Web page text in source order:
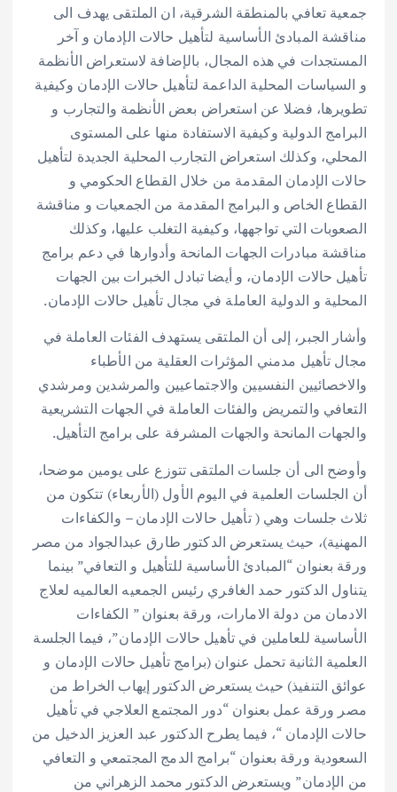
جمعية تعافي بالمنطقة الشرقية، ان الملتقى يهدف الى
مناقشة المبادئ الأساسية لتأهيل حالات الإدمان و آخر
المستجدات في هذه المجال، بالإضافة لاستعراض الأنظمة
و السياسات المحلية الداعمة لتأهيل حالات الإدمان وكيفية
تطويرها، فضلا عن استعراض بعض الأنظمة والتجارب و
البرامج الدولية وكيفية الاستفادة منها على المستوى
المحلي، وكذلك استعراض التجارب المحلية الجديدة لتأهيل
حالات الإدمان المقدمة من خلال القطاع الحكومي و
القطاع الخاص و البرامج المقدمة من الجمعيات و مناقشة
الصعوبات التي تواجهها، وكيفية التغلب عليها، وكذلك
مناقشة مبادرات الجهات المانحة وأدوارها في دعم برامج
تأهيل حالات الإدمان، و أيضا تبادل الخبرات بين الجهات
المحلية و الدولية العاملة في مجال تأهيل حالات الإدمان.
وأشار الجبر، إلى أن الملتقى يستهدف الفئات العاملة في
مجال تأهيل مدمني المؤثرات العقلية من الأطباء
والاخصائيين النفسيين والاجتماعيين والمرشدين ومرشدي
التعافي والتمريض والفئات العاملة في الجهات التشريعية
والجهات المانحة والجهات المشرفة على برامج التأهيل.
وأوضح الى أن جلسات الملتقى تتوزع على يومين موضحا،
أن الجلسات العلمية في اليوم الأول (الأربعاء) تتكون من
ثلاث جلسات وهي ( تأهيل حالات الإدمان – والكفاءات
المهنية)، حيث يستعرض الدكتور طارق عبدالجواد من مصر
ورقة بعنوان “المبادئ الأساسية للتأهيل و التعافي” بينما
يتناول الدكتور حمد الغافري رئيس الجمعيه العالميه لعلاج
الادمان من دولة الامارات، ورقة بعنوان ” الكفاءات
الأساسية للعاملين في تأهيل حالات الإدمان”، فيما الجلسة
العلمية الثانية تحمل عنوان (برامج تأهيل حالات الإدمان و
عوائق التنفيذ) حيث يستعرض الدكتور إيهاب الخراط من
مصر ورقة عمل بعنوان “دور المجتمع العلاجي في تأهيل
حالات الإدمان “، فيما يطرح الدكتور عبد العزيز الدخيل من
السعودية ورقة بعنوان “برامج الدمج المجتمعي و التعافي
من الإدمان” ويستعرض الدكتور محمد الزهراني من